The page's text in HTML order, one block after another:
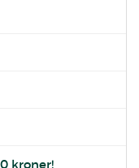
kroner!